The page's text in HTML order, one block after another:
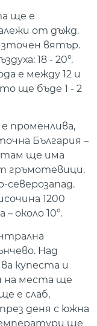
ще е
от дъжд.
вятър.
18 - 20°.
е между 12 и
ще бъде 1 - 2
променлива,
България –
там ще има
гръмотевици.
1200
около 10°.
Над
купеста и
на места ще
е слаб,
деня с южна
ще